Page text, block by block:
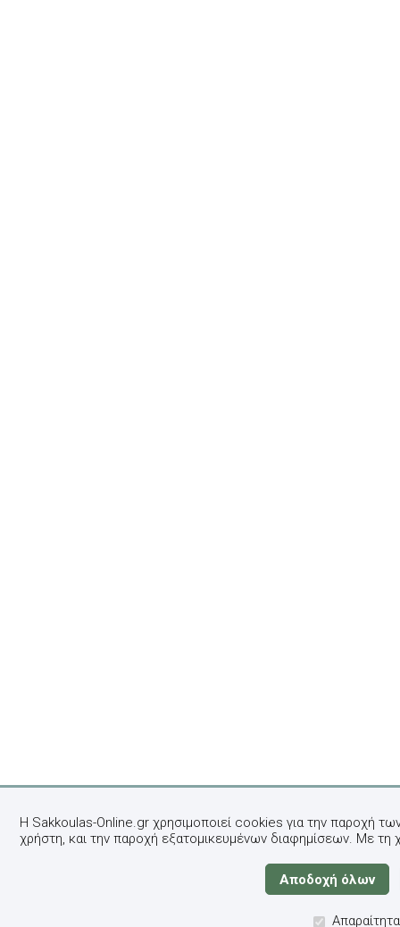
Η Sakkoulas-Online.gr χρησιμοποιεί cookies για την παροχή
χρήστη, και την παροχή εξατομικευμένων διαφημίσεων. Με